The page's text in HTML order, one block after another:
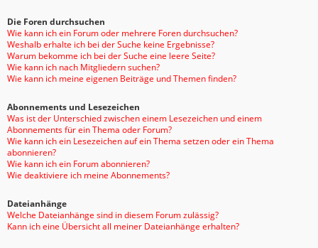
Die Foren durchsuchen
Wie kann ich ein Forum oder mehrere Foren durchsuchen?
Weshalb erhalte ich bei der Suche keine Ergebnisse?
Warum bekomme ich bei der Suche eine leere Seite?
Wie kann ich nach Mitgliedern suchen?
Wie kann ich meine eigenen Beiträge und Themen finden?
Abonnements und Lesezeichen
Was ist der Unterschied zwischen einem Lesezeichen und einem
Abonnements für ein Thema oder Forum?
Wie kann ich ein Lesezeichen auf ein Thema setzen oder ein Thema
abonnieren?
Wie kann ich ein Forum abonnieren?
Wie deaktiviere ich meine Abonnements?
Dateianhänge
Welche Dateianhänge sind in diesem Forum zulässig?
Kann ich eine Übersicht all meiner Dateianhänge erhalten?